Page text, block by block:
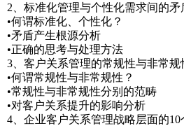
2、标准化管理与个性化需求间的矛
•何谓标准化、个性化？
•矛盾产生根源分析
•正确的思考与处理方法
3、客户关系管理的常规性与非常规
•何谓常规性与非常规性？
•常规性与非常规性分别的范畴
•对客户关系提升的影响分析
4、企业客户关系管理战略层面的10